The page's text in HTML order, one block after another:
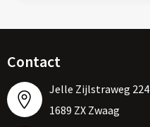
Contact
Jelle Zijlstraweg 224
1689 ZX Zwaag